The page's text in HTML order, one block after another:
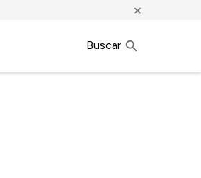
×
Buscar